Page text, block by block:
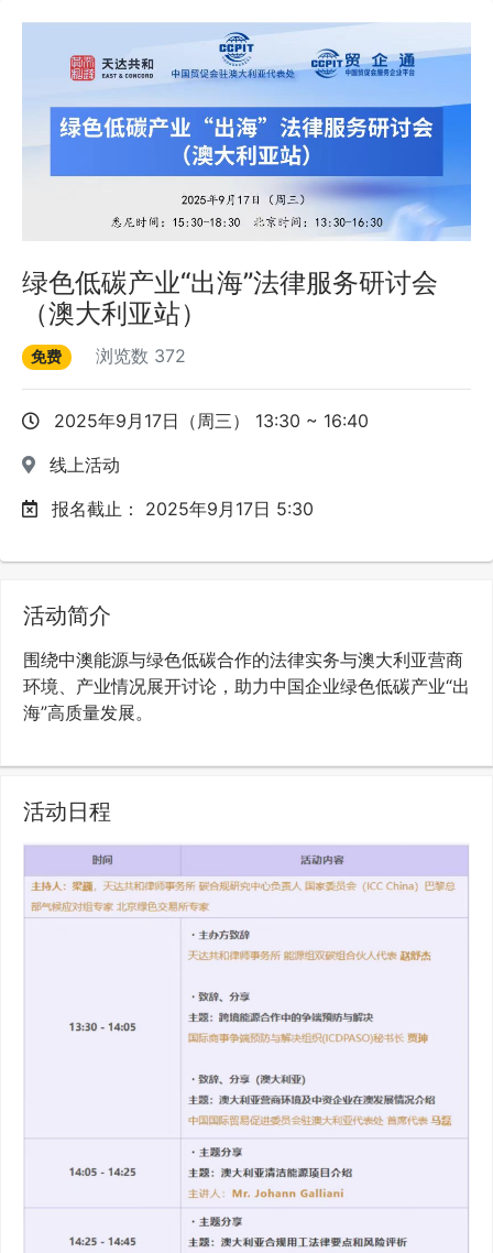
绿色低碳产业“出海”法律服务研讨会
（澳大利亚站）
免费 浏览数 372
2025年9月17日（周三） 13:30 ~ 16:40
线上活动
报名截止： 2025年9月17日 5:30
活动简介
围绕中澳能源与绿色低碳合作的法律实务与澳大利亚营商
环境、产业情况展开讨论，助力中国企业绿色低碳产业“出
海”高质量发展。
活动日程